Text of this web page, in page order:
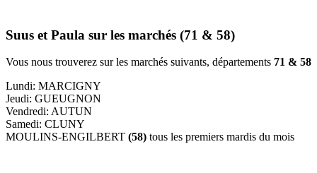
Suus et Paula sur les marchés (71 & 58)
Vous nous trouverez sur les marchés suivants, départements 71 & 58
Lundi: MARCIGNY
Jeudi: GUEUGNON
Vendredi: AUTUN
Samedi: CLUNY
MOULINS-ENGILBERT (58) tous les premiers mardis du mois